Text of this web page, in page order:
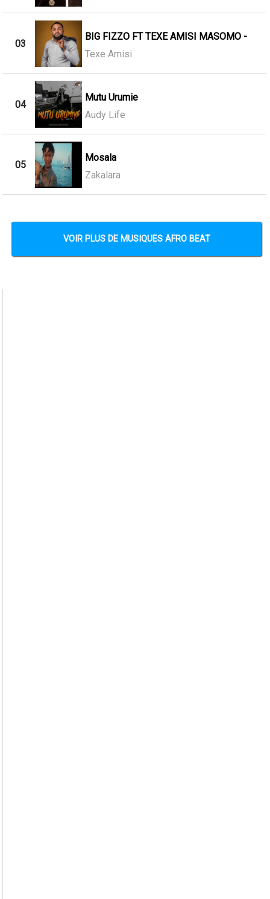
03
BIG FIZZO FT TEXE AMISI MASOMO -
Texe Amisi
04
Mutu Urumie
Audy Life
05
Mosala
Zakalara
VOIR PLUS DE MUSIQUES AFRO BEAT